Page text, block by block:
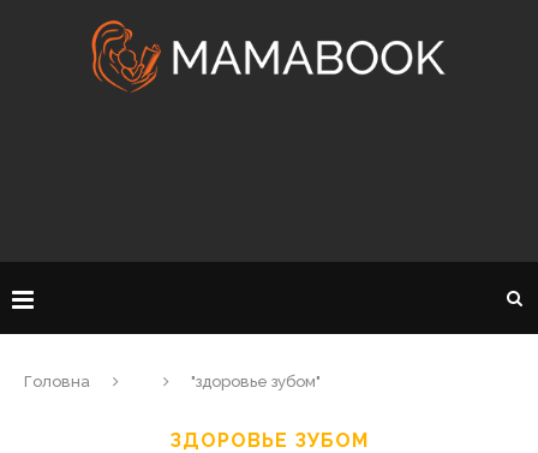
Головна "здоровье зубом"
ЗДОРОВЬЕ ЗУБОМ